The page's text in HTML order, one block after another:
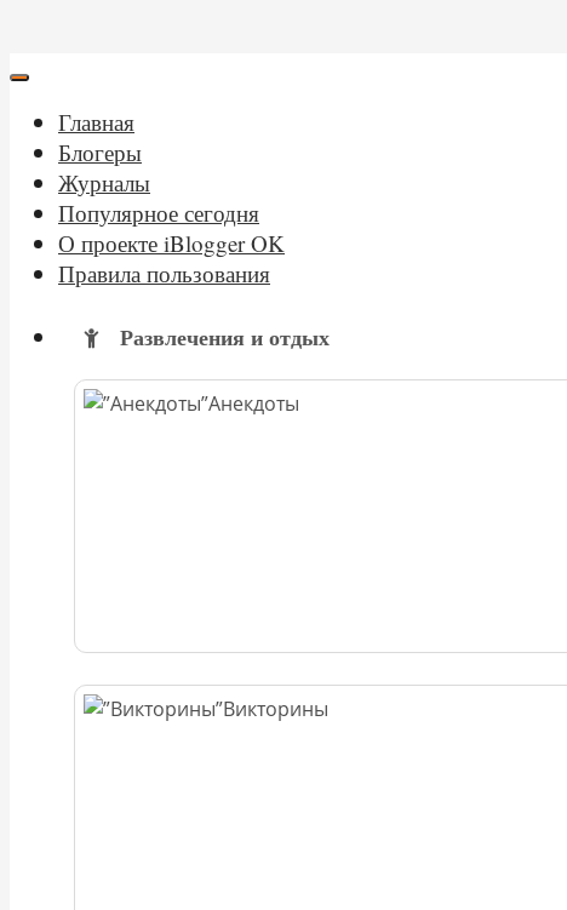
Главная
Блогеры
Журналы
Популярное сегодня
О проекте iBlogger OK
Правила пользования
Развлечения и отдых
Анекдоты
Викторины